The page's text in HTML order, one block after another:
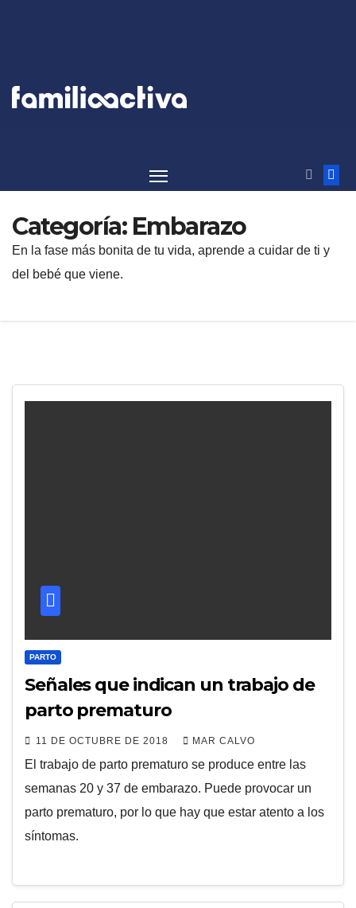
Categoría: Embarazo
En la fase más bonita de tu vida, aprende a cuidar de ti y
del bebé que viene.
PARTO
Señales que indican un trabajo de
parto prematuro
11 DE OCTUBRE DE 2018 MAR CALVO
El trabajo de parto prematuro se produce entre las
semanas 20 y 37 de embarazo. Puede provocar un
parto prematuro, por lo que hay que estar atento a los
síntomas.